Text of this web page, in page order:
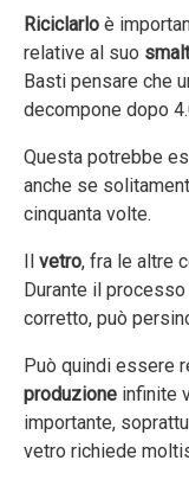
Riciclarlo è
relative al suo
Basti pensare che
decompone dopo
Questa potrebbe
anche se
cinquanta volte.
Il vetro, fra le altre
Durante il
corretto, può
Può quindi essere
produzione infinite
importante,
vetro richiede